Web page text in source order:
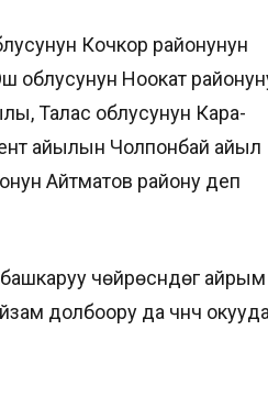
Кочкор районунун
Ноокат
Талас облусунун Кара-
айылын Чолпонбай айыл
Айтматов району деп
чөйрөсүндөгү айрым
долбоору да үчүнчү окууда